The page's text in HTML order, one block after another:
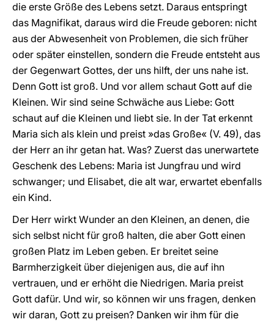
die erste Größe des Lebens setzt. Daraus entspringt
das Magnifikat, daraus wird die Freude geboren: nicht
aus der Abwesenheit von Problemen, die sich früher
oder später einstellen, sondern die Freude entsteht aus
der Gegenwart Gottes, der uns hilft, der uns nahe ist.
Denn Gott ist groß. Und vor allem schaut Gott auf die
Kleinen. Wir sind seine Schwäche aus Liebe: Gott
schaut auf die Kleinen und liebt sie. In der Tat erkennt
Maria sich als klein und preist »das Große« (V. 49), das
der Herr an ihr getan hat. Was? Zuerst das unerwartete
Geschenk des Lebens: Maria ist Jungfrau und wird
schwanger; und Elisabet, die alt war, erwartet ebenfalls
ein Kind.
Der Herr wirkt Wunder an den Kleinen, an denen, die
sich selbst nicht für groß halten, die aber Gott einen
großen Platz im Leben geben. Er breitet seine
Barmherzigkeit über diejenigen aus, die auf ihn
vertrauen, und er erhöht die Niedrigen. Maria preist
Gott dafür. Und wir, so können wir uns fragen, denken
wir daran, Gott zu preisen? Danken wir ihm für die